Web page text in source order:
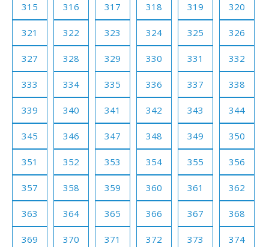
315 316 317 318 319 320
321 322 323 324 325 326
327 328 329 330 331 332
333 334 335 336 337 338
339 340 341 342 343 344
345 346 347 348 349 350
351 352 353 354 355 356
357 358 359 360 361 362
363 364 365 366 367 368
369 370 371 372 373 374